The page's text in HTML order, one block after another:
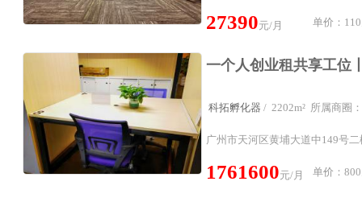
27390元/月 单价：110
科拓孵化器 / 2202m² 所属商圈
广州市天河区黄埔大道中149号
1761600元/月 单价：800